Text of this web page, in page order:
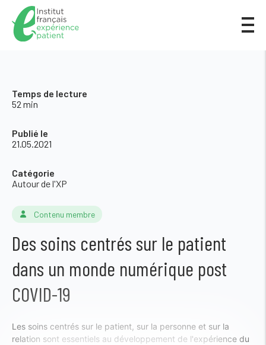
Temps de lecture
52 min
Publié le
21.05.2021
Catégorie
Autour de l'XP
Contenu membre
Des soins centrés sur le patient
dans un monde numérique post
COVID-19
Les soins centrés sur le patient, sur la personne et sur la
relation sont essentiels au développement de l'expérience du